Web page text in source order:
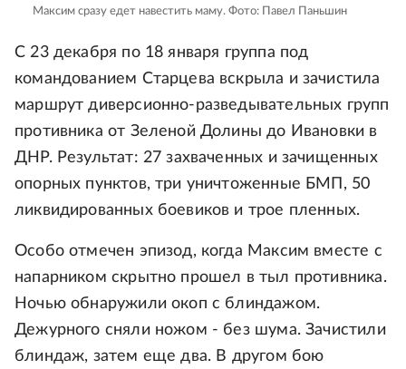
Максим сразу едет навестить маму. Фото: Павел Паньшин
С 23 декабря по 18 января группа под
командованием Старцева вскрыла и зачистила
маршрут диверсионно-разведывательных групп
противника от Зеленой Долины до Ивановки в
ДНР. Результат: 27 захваченных и зачищенных
опорных пунктов, три уничтоженные БМП, 50
ликвидированных боевиков и трое пленных.
Особо отмечен эпизод, когда Максим вместе с
напарником скрытно прошел в тыл противника.
Ночью обнаружили окоп с блиндажом.
Дежурного сняли ножом - без шума. Зачистили
блиндаж, затем еще два. В другом бою